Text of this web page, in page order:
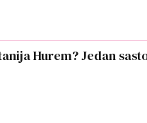
Hurem? Jedan